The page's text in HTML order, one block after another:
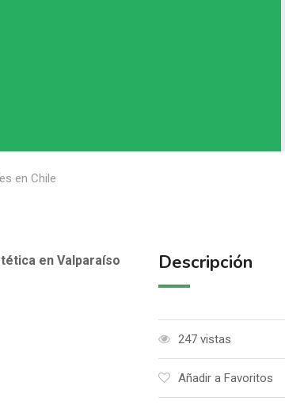
en Chile
en Valparaíso
Descripción
247 vistas
Añadir a Favoritos